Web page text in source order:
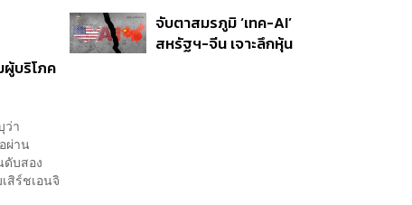
ผู้บริโภค
ว่า
ผ่าน
ดับสอง
สิร์ชเอนจิ
จับตาสมรภูมิ ‘เทค-AI’
สหรัฐฯ-จีน เจาะลึกหุ้น